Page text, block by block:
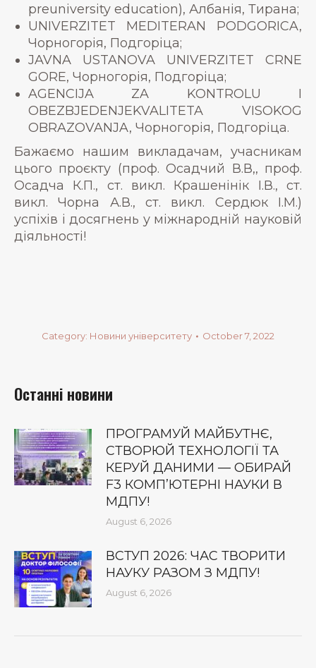
preuniversity education), Албанія, Тирана;
UNIVERZITET MEDITERAN PODGORICA,
Чорногорія, Подгоріца;
JAVNA USTANOVA UNIVERZITET CRNE
GORE, Чорногорія, Подгоріца;
AGENCIJA ZA KONTROLU I
OBEZBJEDENJEKVALITETA VISOKOG
OBRAZOVANJA, Чорногорія, Подгоріца.
Бажаємо нашим викладачам, учасникам
цього проєкту (проф. Осадчий В.В,, проф.
Осадча К.П., ст. викл. Крашенінік І.В., ст.
викл. Чорна А.В., ст. викл. Сердюк І.М.)
успіхів і досягнень у міжнародній науковій
діяльності!
Category: Новини університету October 7, 2022
Останні новини
ПРОГРАМУЙ МАЙБУТНЄ,
СТВОРЮЙ ТЕХНОЛОГІЇ ТА
КЕРУЙ ДАНИМИ — ОБИРАЙ
F3 КОМП’ЮТЕРНІ НАУКИ В
МДПУ!
August 6, 2026
ВСТУП 2026: ЧАС ТВОРИТИ
НАУКУ РАЗОМ З МДПУ!
August 6, 2026